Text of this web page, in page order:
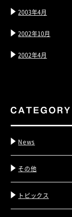
2003年4月
2002年10月
2002年4月
News
その他
トピックス